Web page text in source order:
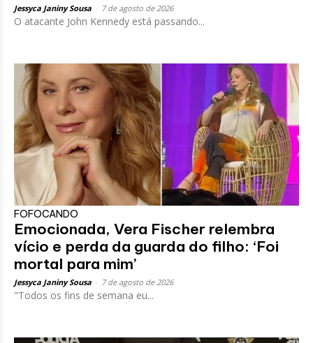
Jessyca Janiny Sousa 7 de agosto de 2026
O atacante John Kennedy está passando...
FOFOCANDO
Emocionada, Vera Fischer relembra
vício e perda da guarda do filho: ‘Foi
mortal para mim’
Jessyca Janiny Sousa 7 de agosto de 2026
"Todos os fins de semana eu...